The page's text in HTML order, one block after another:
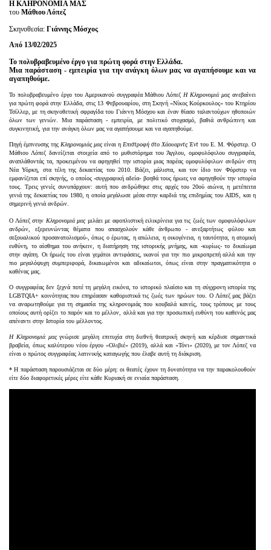
Η ΚΛΗΡΟΝΟΜΙΑ ΜΑΣ
του Μάθιου Λόπεζ
Σκηνοθεσία: Γιάννης Μόσχος
Από 13/02/2025
Το πολυβραβευμένο έργο για πρώτη φορά στην Ελλάδα.
Μια παράσταση - εμπειρία για την ανάγκη όλων μας να αγαπήσουμε και να
αγαπηθούμε.
Το πολυβραβευμένο έργο του Αμερικανού συγγραφέα Μάθιου Λόπεζ Η Κληρονομιά μας ανεβαίνει
για πρώτη φορά στην Ελλάδα, στις 13 Φεβρουαρίου, στη Σκηνή «Νίκος Κούρκουλος» του Κτηρίου
Τσίλλερ, με τη σκηνοθετική σφραγίδα του Γιάννη Μόσχου και έναν θίασο ταλαντούχων ηθοποιών
όλων των γενιών. Μια παράσταση - εμπειρία, με πολιτικό στοχασμό, βαθιά ανθρώπινη και
συγκινητική, για την ανάγκη όλων μας να αγαπήσουμε και να αγαπηθούμε.
Πηγή έμπνευσης της Κληρονομιάς μας είναι η Επιστροφή στο Χάουαρντς Έντ του Ε. Μ. Φόρστερ. Ο
Μάθιου Λόπεζ δανείζεται στοιχεία από το μυθιστόρημα του Άγγλου, ομοφυλόφιλου συγγραφέα,
αναπλάθοντάς τα, προκειμένου να αφηγηθεί την ιστορία μιας παρέας ομοφυλόφιλων ανδρών στη
Νέα Υόρκη, στα τέλη της δεκαετίας του 2010. Βάζει, μάλιστα, και τον ίδιο τον Φόρστερ να
εμφανίζεται επί σκηνής, ο οποίος -συγγραφική αδεία- βοηθά τους ήρωες να αφηγηθούν την ιστορία
τους. Τρεις γενιές συνυπάρχουν: αυτή που ανδρώθηκε στις αρχές του 20ού αιώνα, η μετέπειτα
γενιά της δεκαετίας του 1980, η οποία μεγάλωσε μέσα στην καρδιά της επιδημίας του AIDS, και η
σημερινή γενιά ανδρών.
Ο Λόπεζ στην Κληρονομιά μας μιλάει με αφοπλιστική ειλικρίνεια για τις ζωές των ομοφυλόφιλων
ανδρών, εξερευνώντας θέματα που απασχολούν κάθε άνθρωπο - ανεξαρτήτως φύλου και
σεξουαλικού προσανατολισμού-, όπως ο έρωτας, η απώλεια, η οικογένεια, η ταυτότητα, η ατομική
ευθύνη, το αίσθημα του ανήκειν, η διατήρηση της ιστορικής μνήμης, και -κυρίως- το δικαίωμα
στην αγάπη. Οι ήρωές του είναι γεμάτοι αντιφάσεις, ικανοί για την πιο μικροπρεπή αλλά και την
πιο μεγαλόψυχη συμπεριφορά, δικαιωμένοι και αδικαίωτοι, όπως είναι στην πραγματικότητα ο
καθένας μας.
Ο συγγραφέας δεν ξεχνά ποτέ τη μεγάλη εικόνα, το ιστορικό πλαίσιο και τη σύγχρονη ιστορία της
LGBTQIA+ κοινότητας που επηρέασαν καθοριστικά τις ζωές των ηρώων του. Ο Λόπεζ μας βάζει
να αναρωτηθούμε για τη σημασία της κληρονομιάς που κουβαλά κανείς, τους τρόπους με τους
οποίους αυτή ορίζει το παρόν και το μέλλον, αλλά και για την προσωπική ευθύνη του καθενός μας
απέναντι στην Ιστορία του μέλλοντος.
Η Κληρονομιά μαςγνώρισε μεγάλη επιτυχία στη διεθνή θεατρική σκηνή και κέρδισε σημαντικά
βραβεία, όπως καλύτερου νέου έργου «Ολιβιέ» (2019), αλλά και «Τόνι» (2020), με τον Λόπεζ να
είναι ο πρώτος συγγραφέας λατινικής καταγωγής που έλαβε αυτή τη διάκριση.
* Η παράσταση παρουσιάζεται σε δύο μέρη: οι θεατές έχουν τη δυνατότητα να την παρακολουθούν
είτε δύο διαφορετικές μέρες είτε κάθε Κυριακή σε ενιαία παράσταση.